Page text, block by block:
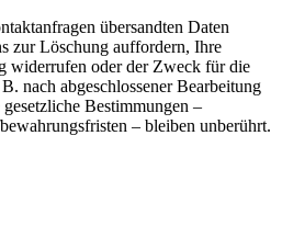
übersandten Daten
zur Löschung auffordern, Ihre
widerrufen oder der Zweck für die
nach abgeschlossener Bearbeitung
Bestimmungen –
– bleiben unberührt.